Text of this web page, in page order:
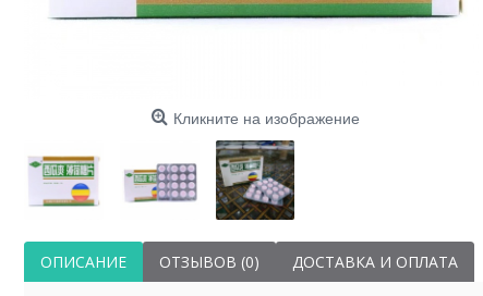
Кликните на изображение
ОПИСАНИЕ ОТЗЫВОВ (0) ДОСТАВКА И ОПЛАТА